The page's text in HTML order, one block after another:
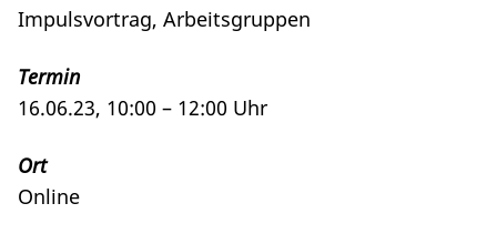
Impulsvortrag, Arbeitsgruppen
Termin
16.06.23, 10:00 – 12:00 Uhr
Ort
Online